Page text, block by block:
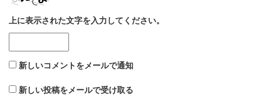
上に表示された文字を入力してください。
新しいコメントをメールで通知
新しい投稿をメールで受け取る